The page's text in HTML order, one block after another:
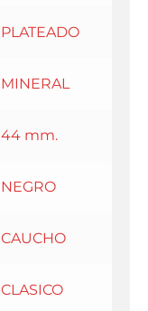
PLATEADO
MINERAL
44 mm.
NEGRO
CAUCHO
CLASICO